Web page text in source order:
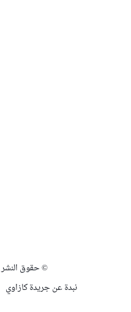
© حقوق النشر 2026، جميع الحقوق محفوظة
نبدة عن جريدة كازاوي